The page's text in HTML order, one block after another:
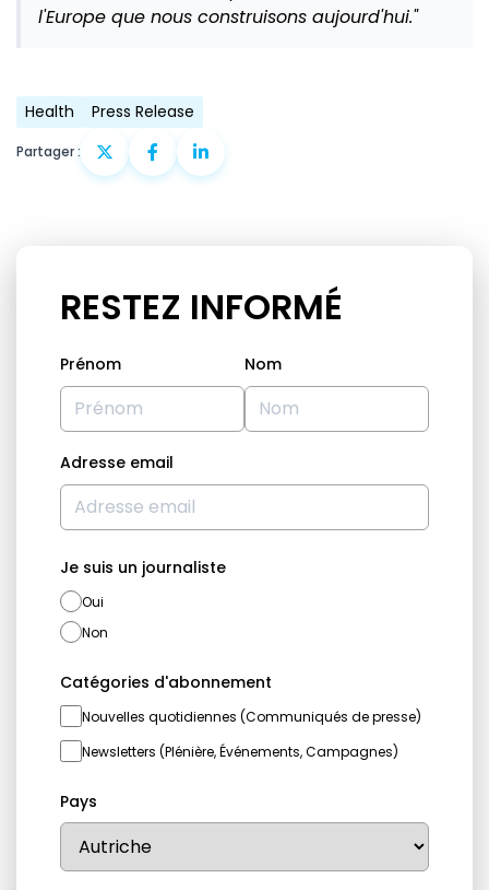
l'Europe que nous construisons aujourd'hui."
Health Press Release
Partager :
RESTEZ INFORMÉ
Prénom Nom
Adresse email
Je suis un journaliste
Oui
Non
Catégories d'abonnement
Nouvelles quotidiennes (Communiqués de presse)
Newsletters (Plénière, Événements, Campagnes)
Pays